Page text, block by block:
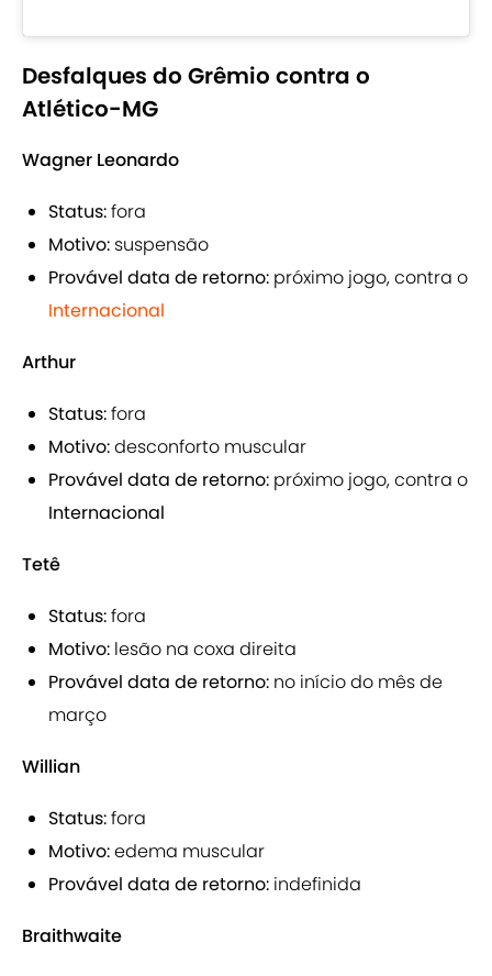
Desfalques do Grêmio contra o
Atlético-MG
Wagner Leonardo
Status:fora
Motivo: suspensão
Provável data de retorno: próximo jogo, contra o
Internacional
Arthur
Status:fora
Motivo:desconforto muscular
Provável data de retorno: próximo jogo, contra o
Internacional
Tetê
Status:fora
Motivo: lesão na coxa direita
Provável data de retorno: no início do mês de
março
Willian
Status:fora
Motivo:edema muscular
Provável data de retorno: indefinida
Braithwaite